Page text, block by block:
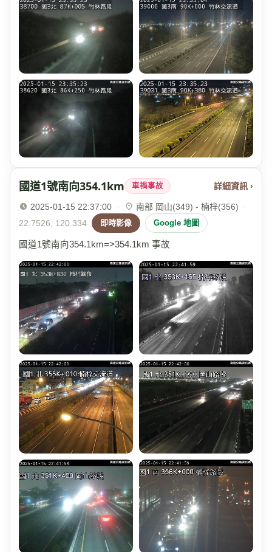
國道1號南向354.1km 車禍事故 詳細資訊 ›
2025-01-15 22:37:00 · 南部 岡山(349) - 楠梓(356)
·
22.7526, 120.334
即時影像 Google 地圖
國道1號南向354.1km=>354.1km 事故